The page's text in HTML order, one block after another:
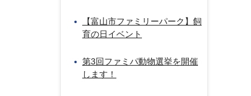
【富山市ファミリーパーク】飼
育の日イベント
第3回ファミパ動物選挙を開催
します！